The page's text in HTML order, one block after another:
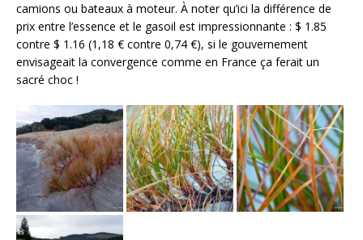
camions ou bateaux à moteur. À noter qu’ici la différence de
prix entre l’essence et le gasoil est impressionnante : $ 1.85
contre $ 1.16 (1,18 € contre 0,74 €), si le gouvernement
envisageait la convergence comme en France ça ferait un
sacré choc !